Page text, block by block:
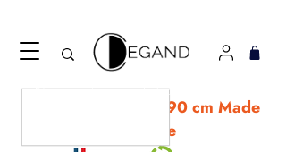
Découvrez notre nouveau foulard Django ! Cliquez
Nos carrés de soie 90 cm Made
in France